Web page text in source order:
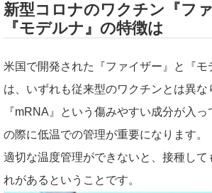
新型コロナのワクチン『フ
『モデルナ』の特徴は
米国で開発された『ファイザー』と『モ
は、いずれも従来型のワクチンとは異な
『mRNA』という傷みやすい成分が入
の際に低温での管理が重要になります。
適切な温度管理ができないと、接種して
れがあるということです。